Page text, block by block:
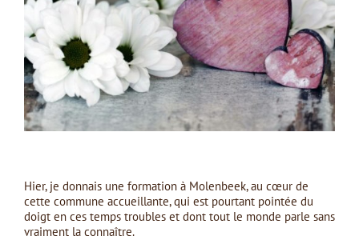
Hier, je donnais une formation à Molenbeek, au cœur de
cette commune accueillante, qui est pourtant pointée du
doigt en ces temps troubles et dont tout le monde parle sans
vraiment la connaître.